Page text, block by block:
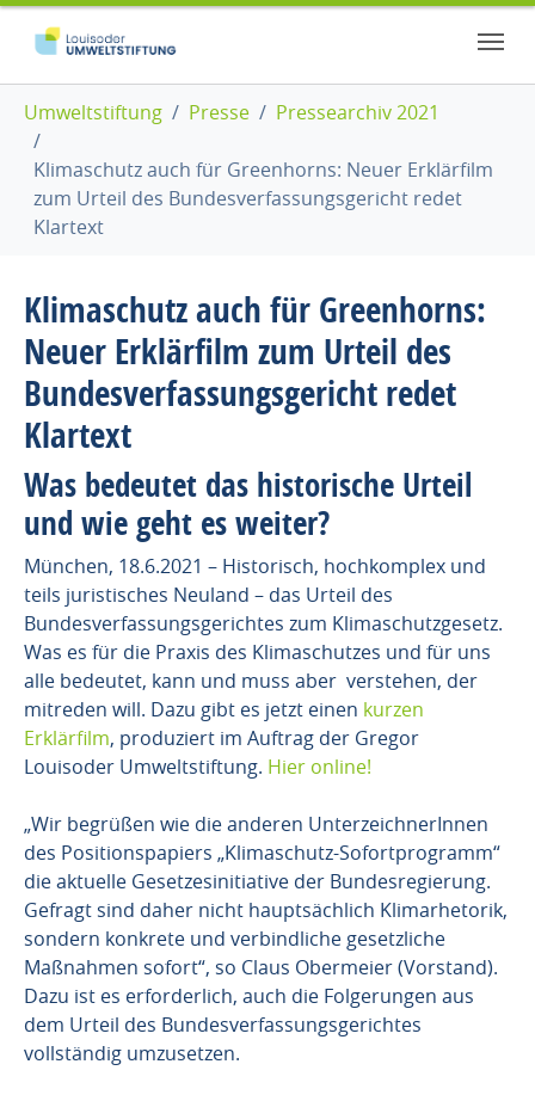
Zum Hauptinhalt springen
Skip to page footer
Umweltstiftung Presse Pressearchiv 2021
Klimaschutz auch für Greenhorns: Neuer Erklärfilm
zum Urteil des Bundesverfassungsgericht redet
Klartext
Klimaschutz auch für Greenhorns:
Neuer Erklärfilm zum Urteil des
Bundesverfassungsgericht redet
Klartext
Was bedeutet das historische Urteil
und wie geht es weiter?
München, 18.6.2021 – Historisch, hochkomplex und
teils juristisches Neuland – das Urteil des
Bundesverfassungsgerichtes zum Klimaschutzgesetz.
Was es für die Praxis des Klimaschutzes und für uns
alle bedeutet, kann und muss aber verstehen, der
mitreden will. Dazu gibt es jetzt einen kurzen
Erklärfilm, produziert im Auftrag der Gregor
Louisoder Umweltstiftung. Hier online!
„Wir begrüßen wie die anderen UnterzeichnerInnen
des Positionspapiers „Klimaschutz-Sofortprogramm“
die aktuelle Gesetzesinitiative der Bundesregierung.
Gefragt sind daher nicht hauptsächlich Klimarhetorik,
sondern konkrete und verbindliche gesetzliche
Maßnahmen sofort“, so Claus Obermeier (Vorstand).
Dazu ist es erforderlich, auch die Folgerungen aus
dem Urteil des Bundesverfassungsgerichtes
vollständig umzusetzen.